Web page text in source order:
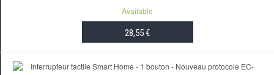
Available
28,55 €